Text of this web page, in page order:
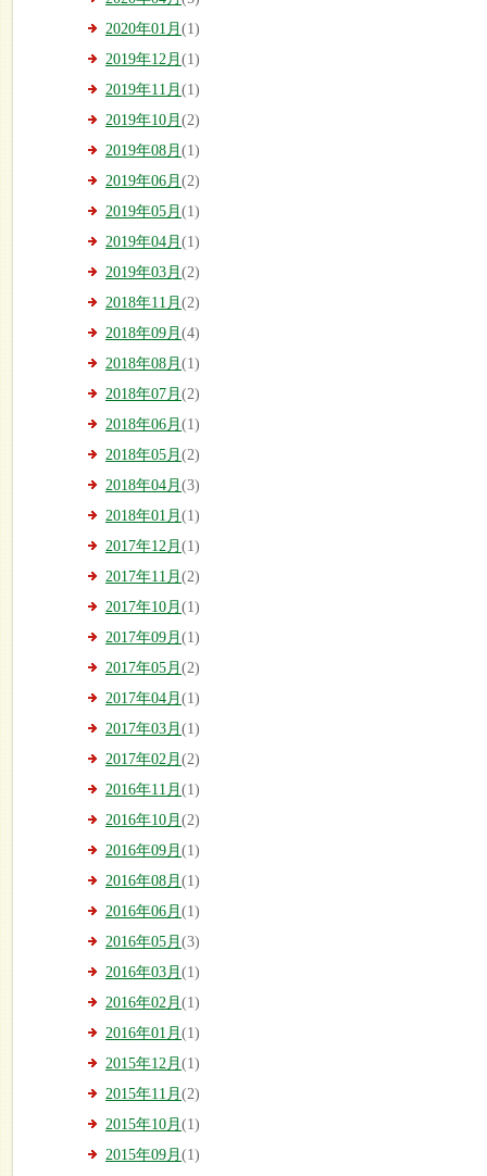
2020年01月 (1)
2019年12月 (1)
2019年11月 (1)
2019年10月 (2)
2019年08月 (1)
2019年06月 (2)
2019年05月 (1)
2019年04月 (1)
2019年03月 (2)
2018年11月 (2)
2018年09月 (4)
2018年08月 (1)
2018年07月 (2)
2018年06月 (1)
2018年05月 (2)
2018年04月 (3)
2018年01月 (1)
2017年12月 (1)
2017年11月 (2)
2017年10月 (1)
2017年09月 (1)
2017年05月 (2)
2017年04月 (1)
2017年03月 (1)
2017年02月 (2)
2016年11月 (1)
2016年10月 (2)
2016年09月 (1)
2016年08月 (1)
2016年06月 (1)
2016年05月 (3)
2016年03月 (1)
2016年02月 (1)
2016年01月 (1)
2015年12月 (1)
2015年11月 (2)
2015年10月 (1)
2015年09月 (1)